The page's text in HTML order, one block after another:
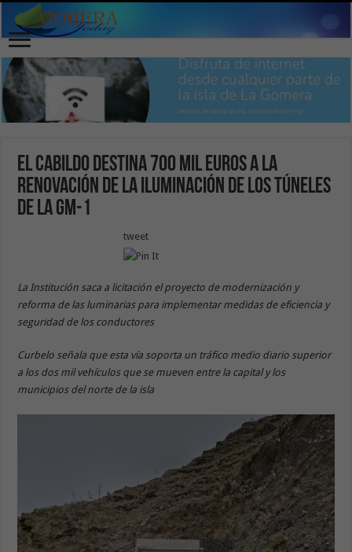
El Cabildo destina 700 mil euros a la
renovación de la iluminación de los túneles
de la GM-1
tweet
La Institución saca a licitación el proyecto de modernización y
reforma de las luminarias para implementar medidas de eficiencia y
seguridad de los conductores
Curbelo señala que esta vía soporta un tráfico medio diario superior
a los dos mil vehículos que se mueven entre la capital y los
municipios del norte de la isla